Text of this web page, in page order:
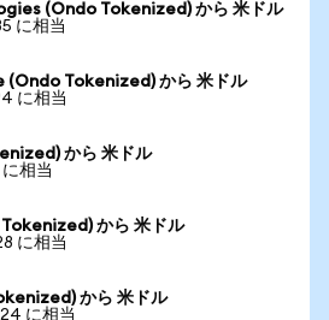
(Ondo Tokenized) から 米ドル
に相当
(Ondo Tokenized) から 米ドル
に相当
から 米ドル
相当
から 米ドル
に相当
から 米ドル
に相当